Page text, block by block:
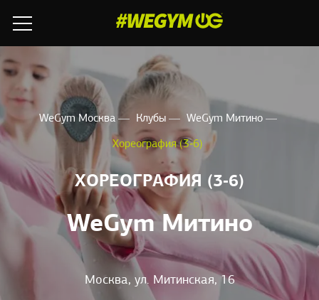
WeGym Москва Клубы WeGym Митино
Хореография (3‑6)
ХОРЕОГРАФИЯ (3‑6)
WeGym Митино
Москва, ул. Митинская, 16